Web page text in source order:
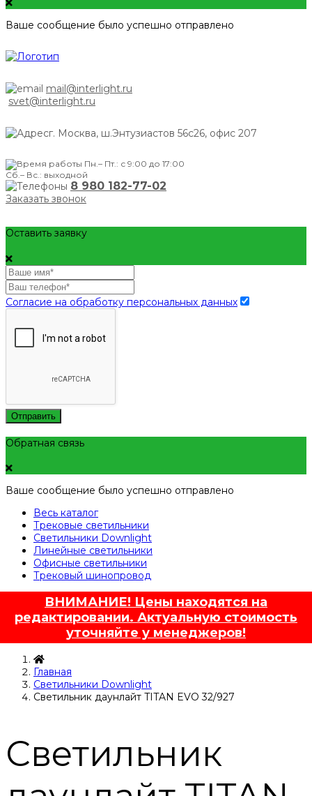
Ваше сообщение было успешно отправлено
mail@interlight.ru
svet@interlight.ru
г. Москва, ш.Энтузиастов 56с26, офис 207
Пн.– Пт.: с 9:00 до 17:00
Сб.– Вс.: выходной
8 980 182-77-02
Заказать звонок
Оставить заявку
Согласие на обработку персональных данных
Отправить
Обратная связь
Ваше сообщение было успешно отправлено
Весь каталог
Трековые светильники
Светильники Downlight
Линейные светильники
Офисные светильники
Трековый шинопровод
ВНИМАНИЕ! Цены находятся на
редактировании. Актуальную стоимость
уточняйте у менеджеров!
Главная
Светильники Downlight
Светильник даунлайт TITAN EVO 32/927
Светильник